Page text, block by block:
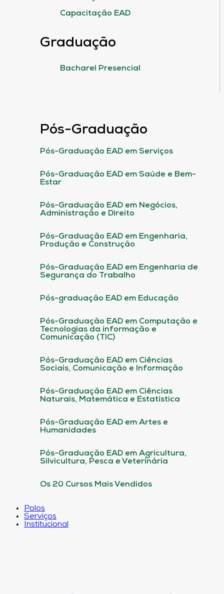
Capacitação EAD
Graduação
Bacharel Presencial
Pós-Graduação
Pós-Graduação EAD em Serviços
Pós-Graduação EAD em Saúde e Bem-
Estar
Pós-Graduação EAD em Negócios,
Administração e Direito
Pós-Graduação EAD em Engenharia,
Produção e Construção
Pós-Graduação EAD em Engenharia de
Segurança do Trabalho
Pós-graduação EAD em Educação
Pós-Graduação EAD em Computação e
Tecnologias da informação e
Comunicação (TIC)
Pós-Graduação EAD em Ciências
Sociais, Comunicação e Informação
Pós-Graduação EAD em Ciências
Naturais, Matemática e Estatística
Pós-Graduação EAD em Artes e
Humanidades
Pós-Graduação EAD em Agricultura,
Silvicultura, Pesca e Veterinária
Os 20 Cursos Mais Vendidos
Polos
Serviços
Institucional